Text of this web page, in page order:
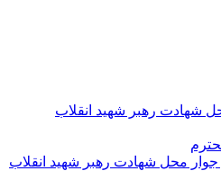
شهادت رهبر شهید انقلاب
محل شهادت رهبر شهید انقلاب